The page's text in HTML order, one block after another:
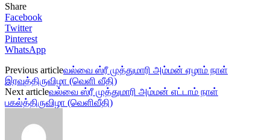
Share
Facebook
Twitter
Pinterest
WhatsApp
Previous articleவல்வை ஸ்ரீ முத்துமாரி அம்மன் ஏழாம் நாள்
இரவுத்திருவிழா (வெளி வீதி)
Next articleவல்வை ஸ்ரீ முத்துமாரி அம்மன் எட்டாம் நாள்
பகல்த்திருவிழா (வெளிவீதி)